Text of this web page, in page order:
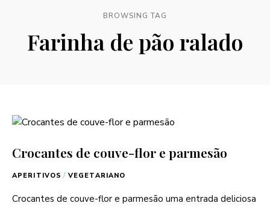
BROWSING TAG
Farinha de pão ralado
Crocantes de couve-flor e parmesão
APERITIVOS / VEGETARIANO
Crocantes de couve-flor e parmesão uma entrada deliciosa